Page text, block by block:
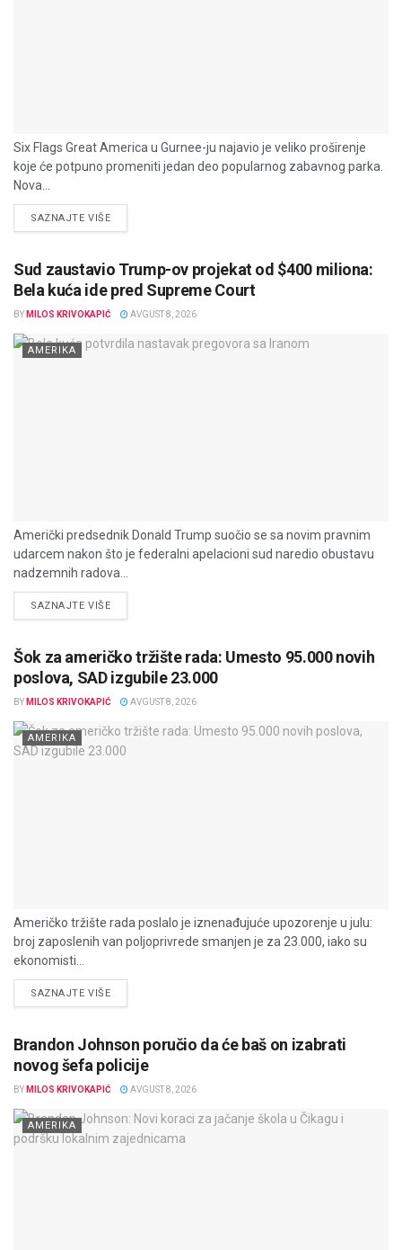
Six Flags Great America u Gurnee-ju najavio je veliko proširenje
koje će potpuno promeniti jedan deo popularnog zabavnog parka.
Nova...
SAZNAJTE VIŠEDETAILS
Sud zaustavio Trump-ov projekat od $400 miliona:
Bela kuća ide pred Supreme Court
BY MILOS KRIVOKAPIĆ AVGUST 8, 2026
AMERIKA
Američki predsednik Donald Trump suočio se sa novim pravnim
udarcem nakon što je federalni apelacioni sud naredio obustavu
nadzemnih radova...
SAZNAJTE VIŠEDETAILS
Šok za američko tržište rada: Umesto 95.000 novih
poslova, SAD izgubile 23.000
BY MILOS KRIVOKAPIĆ AVGUST 8, 2026
AMERIKA
Američko tržište rada poslalo je iznenađujuće upozorenje u julu:
broj zaposlenih van poljoprivrede smanjen je za 23.000, iako su
ekonomisti...
SAZNAJTE VIŠEDETAILS
Brandon Johnson poručio da će baš on izabrati
novog šefa policije
BY MILOS KRIVOKAPIĆ AVGUST 8, 2026
AMERIKA